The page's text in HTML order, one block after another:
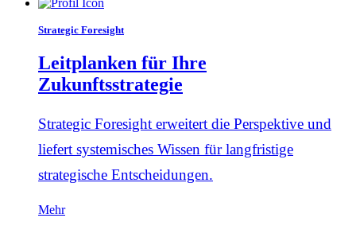
Strategic Foresight
Leitplanken für Ihre
Zukunftsstrategie
Strategic Foresight erweitert die Perspektive und
liefert systemisches Wissen für langfristige
strategische Entscheidungen.
Mehr